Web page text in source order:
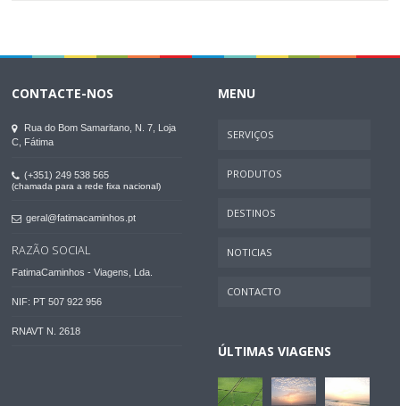
CONTACTE-NOS
Rua do Bom Samaritano, N. 7, Loja
C, Fátima
(+351) 249 538 565
(chamada para a rede fixa nacional)
geral@fatimacaminhos.pt
RAZÃO SOCIAL
FatimaCaminhos - Viagens, Lda.
NIF: PT 507 922 956
RNAVT N. 2618
MENU
SERVIÇOS
PRODUTOS
DESTINOS
NOTICIAS
CONTACTO
ÚLTIMAS VIAGENS